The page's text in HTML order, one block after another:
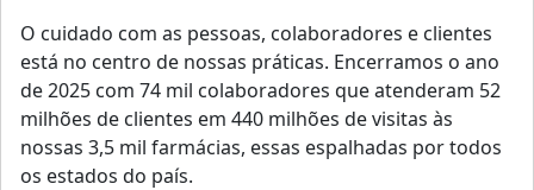
O cuidado com as pessoas, colaboradores e clientes
está no centro de nossas práticas. Encerramos o ano
de 2025 com 74 mil colaboradores que atenderam 52
milhões de clientes em 440 milhões de visitas às
nossas 3,5 mil farmácias, essas espalhadas por todos
os estados do país.